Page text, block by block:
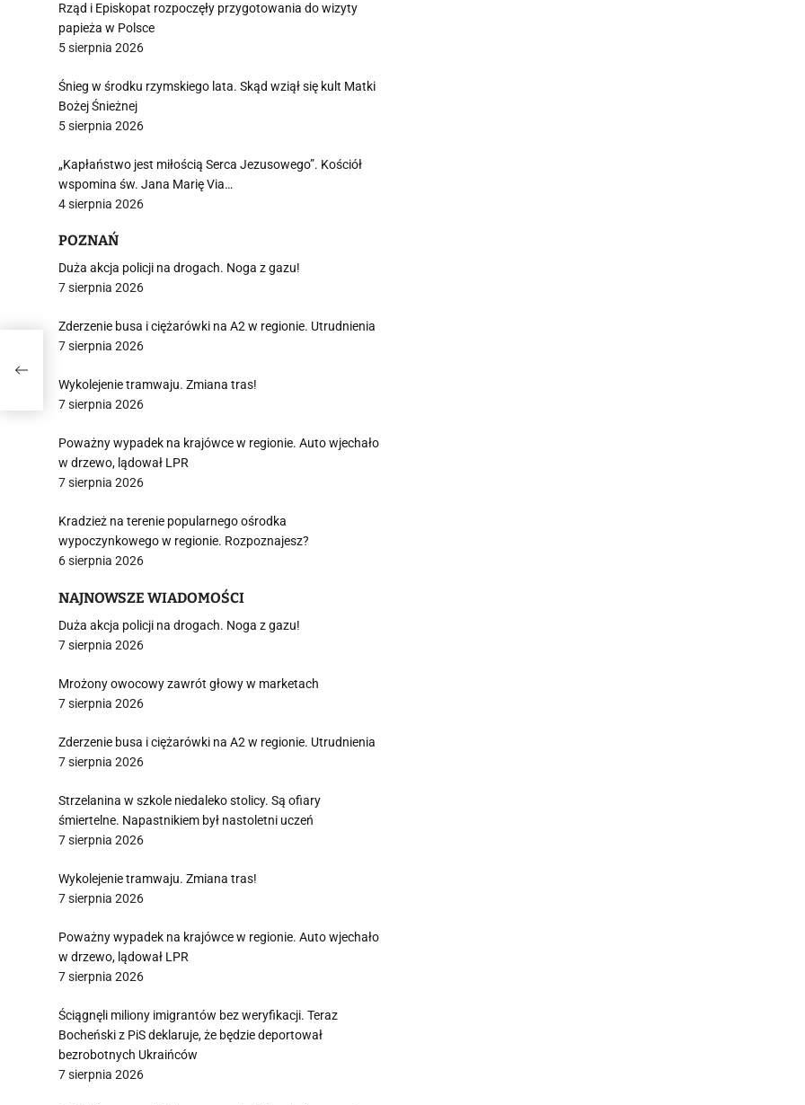
Rząd i Episkopat rozpoczęły przygotowania do wizyty
papieża w Polsce
5 sierpnia 2026
Śnieg w środku rzymskiego lata. Skąd wziął się kult Matki
Bożej Śnieżnej
5 sierpnia 2026
„Kapłaństwo jest miłością Serca Jezusowego”. Kościół
wspomina św. Jana Marię Via…
4 sierpnia 2026
POZNAŃ
Duża akcja policji na drogach. Noga z gazu!
7 sierpnia 2026
Zderzenie busa i ciężarówki na A2 w regionie. Utrudnienia
7 sierpnia 2026
Wykolejenie tramwaju. Zmiana tras!
7 sierpnia 2026
Poważny wypadek na krajówce w regionie. Auto wjechało
w drzewo, lądował LPR
7 sierpnia 2026
Kradzież na terenie popularnego ośrodka
wypoczynkowego w regionie. Rozpoznajesz?
6 sierpnia 2026
NAJNOWSZE WIADOMOŚCI
Duża akcja policji na drogach. Noga z gazu!
7 sierpnia 2026
Mrożony owocowy zawrót głowy w marketach
7 sierpnia 2026
Zderzenie busa i ciężarówki na A2 w regionie. Utrudnienia
7 sierpnia 2026
Strzelanina w szkole niedaleko stolicy. Są ofiary
śmiertelne. Napastnikiem był nastoletni uczeń
7 sierpnia 2026
Wykolejenie tramwaju. Zmiana tras!
7 sierpnia 2026
Poważny wypadek na krajówce w regionie. Auto wjechało
w drzewo, lądował LPR
7 sierpnia 2026
Ściągnęli miliony imigrantów bez weryfikacji. Teraz
Bocheński z PiS deklaruje, że będzie deportował
bezrobotnych Ukraińców
7 sierpnia 2026